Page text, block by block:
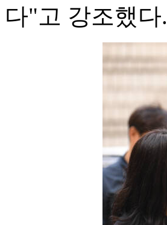
다"고 강조했다.